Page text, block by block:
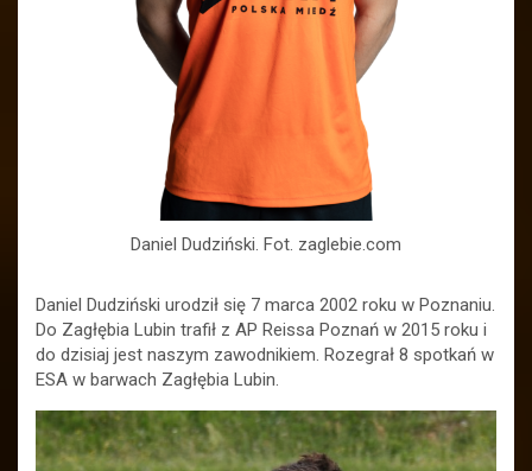
Daniel Dudziński. Fot. zaglebie.com
Daniel Dudziński urodził się 7 marca 2002 roku w Poznaniu.
Do Zagłębia Lubin trafił z AP Reissa Poznań w 2015 roku i
do dzisiaj jest naszym zawodnikiem. Rozegrał 8 spotkań w
ESA w barwach Zagłębia Lubin.